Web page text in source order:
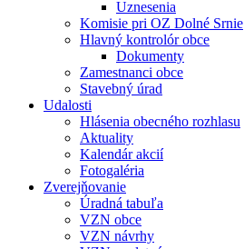
Uznesenia
Komisie pri OZ Dolné Srnie
Hlavný kontrolór obce
Dokumenty
Zamestnanci obce
Stavebný úrad
Udalosti
Hlásenia obecného rozhlasu
Aktuality
Kalendár akcií
Fotogaléria
Zverejňovanie
Úradná tabuľa
VZN obce
VZN návrhy